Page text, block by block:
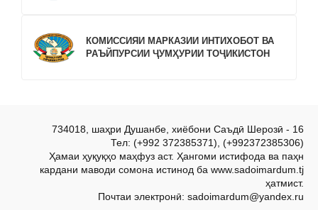
КОМИССИЯИ МАРКАЗИИ ИНТИХОБОТ ВА
РАЪЙПУРСИИ ҶУМҲУРИИ ТОҶИКИСТОН
734018, шаҳри Душанбе, хиёбони Саъдӣ Шерозӣ - 16
Тел: (+992 372385371), (+992372385306)
Ҳамаи ҳуқуқҳо маҳфуз аст. Ҳангоми истифода ва паҳн
кардани маводи сомона истинод ба www.sadoimardum.tj
ҳатмист.
Почтаи электронӣ: sadoimardum@yandex.ru